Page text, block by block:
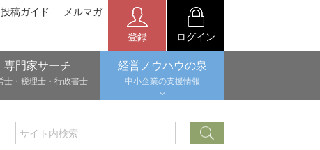
投稿ガイド メルマガ
登録 ログイン
専門家サーチ
士・税理士・行政書士
経営ノウハウの泉
中小企業の支援情報